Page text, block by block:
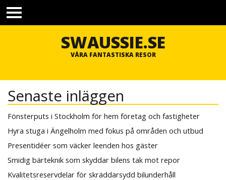
TOGGLE
SWAUSSIE.SE
VÅRA FANTASTISKA RESOR
Senaste inläggen
Fönsterputs i Stockholm för hem företag och fastigheter
Hyra stuga i Ängelholm med fokus på områden och utbud
Presentidéer som väcker leenden hos gäster
Smidig bärteknik som skyddar bilens tak mot repor
Kvalitetsreservdelar för skräddarsydd bilunderhåll